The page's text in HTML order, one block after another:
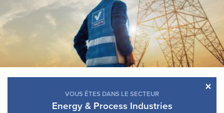
×
VOUS ÊTES DANS LE SECTEUR
Energy & Process Industries